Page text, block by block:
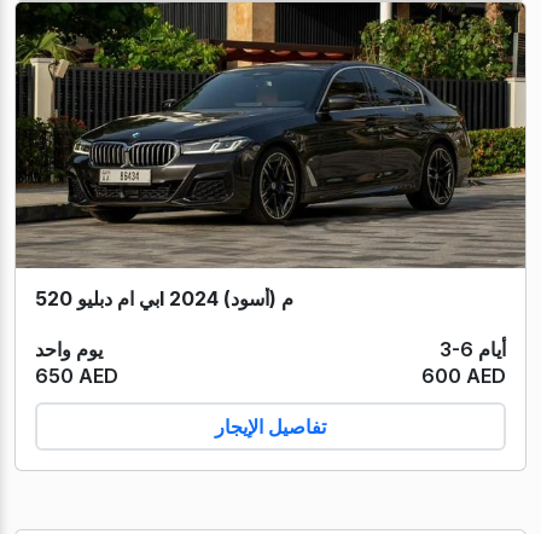
بي ام دبليو 520I م (أسود) 2024
يوم واحد
3-6 أيام
650 AED
600 AED
تفاصيل الإيجار